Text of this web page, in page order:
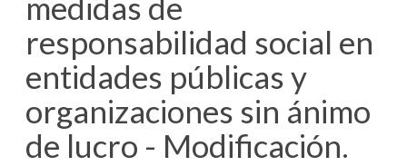
medidas de
responsabilidad social en
entidades públicas y
organizaciones sin ánimo
de lucro - Modificación.